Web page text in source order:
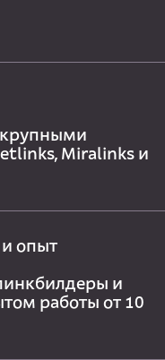
крупными
Miralinks и
опыт
и
работы от 10